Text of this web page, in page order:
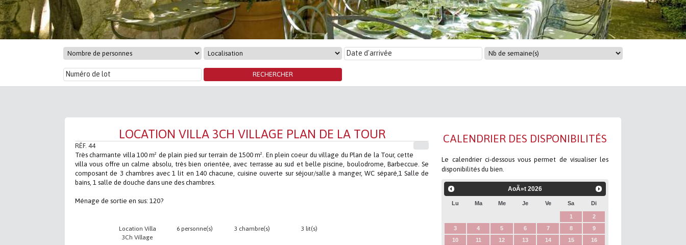
LOCATION VILLA 3CH VILLAGE PLAN DE LA TOUR
RÉF. 44
Très charmante villa 100 m² de plain pied sur terrain de 1500 m². En plein coeur du village du Plan de la Tour, cette
villa vous offre un calme absolu, très bien orientée, avec terrasse au sud et belle piscine, boulodrome, Barbeccue. Se
composant de 3 chambres avec 1 lit en 140 chacune, cuisine ouverte sur séjour/salle à manger, WC séparé,1 Salle de
bains, 1 salle de douche dans une des chambres.
Ménage de sortie en sus: 120?
Location Villa
3Ch Village
6 personne(s) 3 chambre(s) 3 lit(s)
CALENDRIER DES DISPONIBILITÉS
Le calendrier ci-dessous vous permet de visualiser les
disponibilités du bien.
AoÃ»t 2026
Lu Ma Me Je Ve Sa Di
1
2
3
4 5 6 7 8
9
10
11 12 13 14 15
16